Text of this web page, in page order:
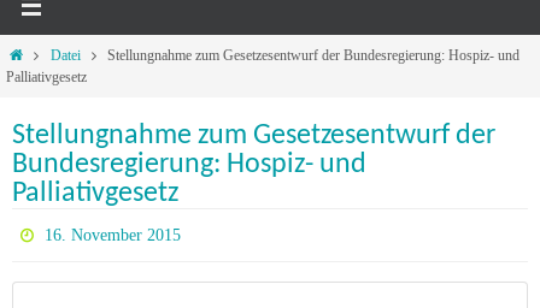
Datei
Stellungnahme zum Gesetzesentwurf der Bundesregierung: Hospiz- und
Palliativgesetz
Stellungnahme zum Gesetzesentwurf der
Bundesregierung: Hospiz- und
Palliativgesetz
16. November 2015